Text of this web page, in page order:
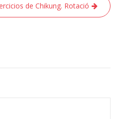
de Chikung. Rotació